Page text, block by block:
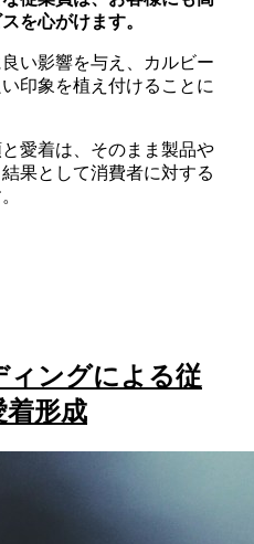
を心がけます。
い影響を与え、カルビー
印象を植え付けることに
愛着は、そのまま製品や
果として消費者に対する
ィングによる従
形成